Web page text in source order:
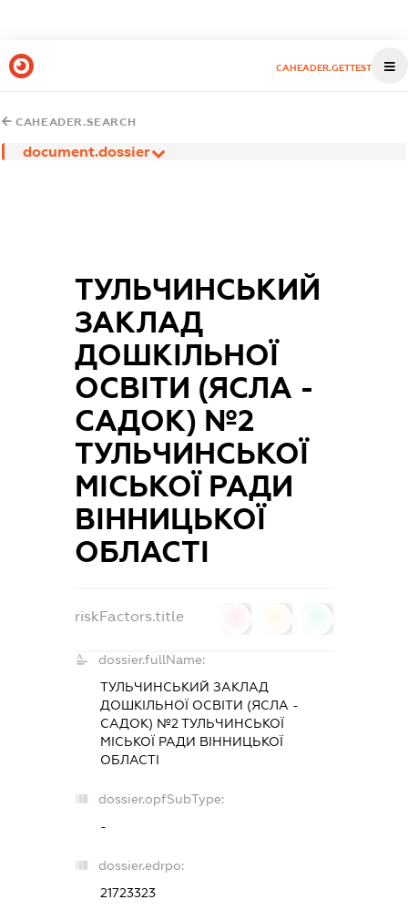
CAHEADER.GETTEST
CAHEADER.SEARCH
document.dossier
ТУЛЬЧИНСЬКИЙ
ЗАКЛАД
ДОШКІЛЬНОЇ
ОСВІТИ (ЯСЛА -
САДОК) №2
ТУЛЬЧИНСЬКОЇ
МІСЬКОЇ РАДИ
ВІННИЦЬКОЇ
ОБЛАСТІ
riskFactors.title
dossier.fullName:
ТУЛЬЧИНСЬКИЙ ЗАКЛАД
ДОШКІЛЬНОЇ ОСВІТИ (ЯСЛА -
САДОК) №2 ТУЛЬЧИНСЬКОЇ
МІСЬКОЇ РАДИ ВІННИЦЬКОЇ
ОБЛАСТІ
dossier.opfSubType:
-
dossier.edrpo:
21723323